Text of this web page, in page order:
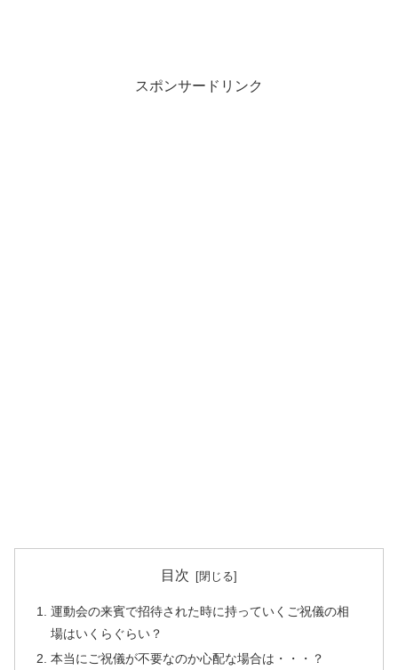
スポンサードリンク
目次
運動会の来賓で招待された時に持っていくご祝儀の相
場はいくらぐらい？
本当にご祝儀が不要なのか心配な場合は・・・？